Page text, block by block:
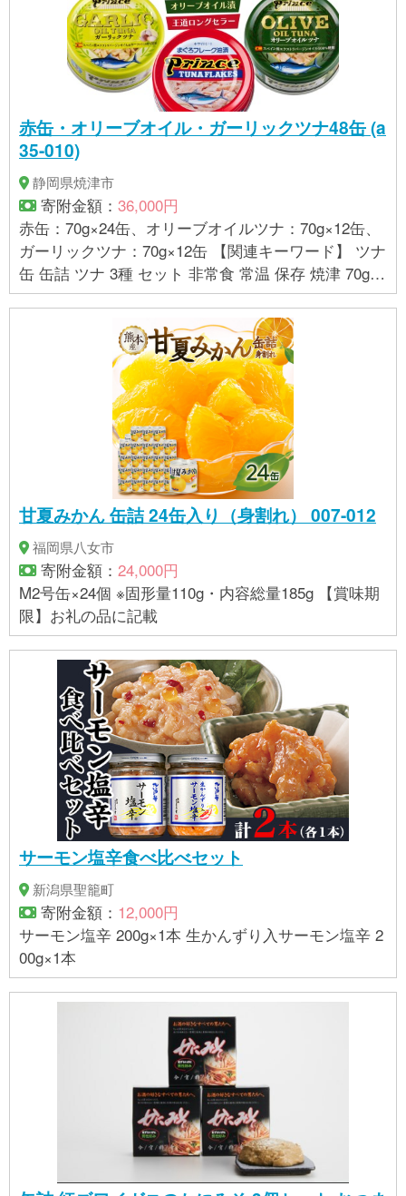
ください
赤缶・オリーブオイル・ガーリックツナ48缶 (a
35-010)
静岡県焼津市
寄附金額： 36,000円
赤缶：70g×24缶、オリーブオイルツナ：70g×12缶、
ガーリックツナ：70g×12缶 【関連キーワード】 ツナ
缶 缶詰 ツナ 3種 セット 非常食 常温 保存 焼津 70g
計48缶 赤缶 オリーブオイル ガーリックツナ 詰め合
甘夏みかん 缶詰 24缶入り（身割れ） 007-012
福岡県八女市
寄附金額： 24,000円
M2号缶×24個 ※固形量110g・内容総量185g 【賞味期
限】お礼の品に記載
サーモン塩辛食べ比べセット
新潟県聖籠町
寄附金額： 12,000円
サーモン塩辛 200g×1本 生かんずり入サーモン塩辛 2
00g×1本